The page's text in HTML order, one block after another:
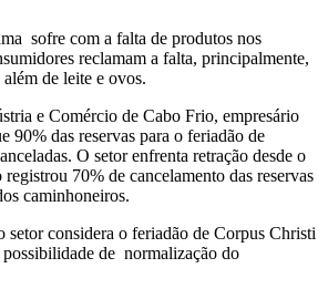
sofre com a falta de produtos nos
reclamam a falta, principalmente,
de leite e ovos.
e Comércio de Cabo Frio, empresário
90% das reservas para o feriadão de
O setor enfrenta retração desde o
70% de cancelamento das reservas
caminhoneiros.
setor considera o feriadão de Corpus Christi
de normalização do